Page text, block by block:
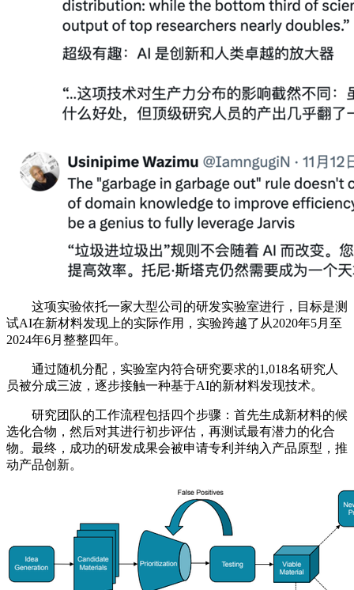
这项实验依托一家大型公司的研发实验室进行，目标是测
试AI在新材料发现上的实际作用，实验跨越了从2020年5月至
2024年6月整整四年。
通过随机分配，实验室内符合研究要求的1,018名研究人
员被分成三波，逐步接触一种基于AI的新材料发现技术。
研究团队的工作流程包括四个步骤：首先生成新材料的候
选化合物，然后对其进行初步评估，再测试最有潜力的化合
物。最终，成功的研发成果会被申请专利并纳入产品原型，推
动产品创新。